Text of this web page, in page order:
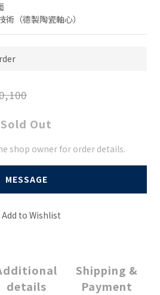
（德製陶瓷軸心）
Sold Out
shop owner for order details.
MESSAGE
Add to Wishlist
details
Shipping &
Payment